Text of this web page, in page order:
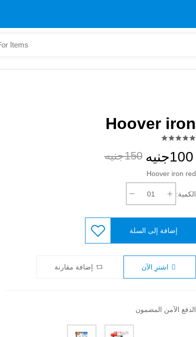
Hoover iron
100جنيه 150جنيه
Hoover iron red
الكمية:
إضافة إلى السلة
اشترِ الآن إضافة مقارنة
الدفع الآمن المضمون